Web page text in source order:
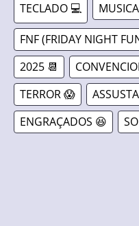
TECLADO 💻
FNF (FRIDAY NIGHT
2025 📆
TERROR 😱
ENGRAÇADOS 😆